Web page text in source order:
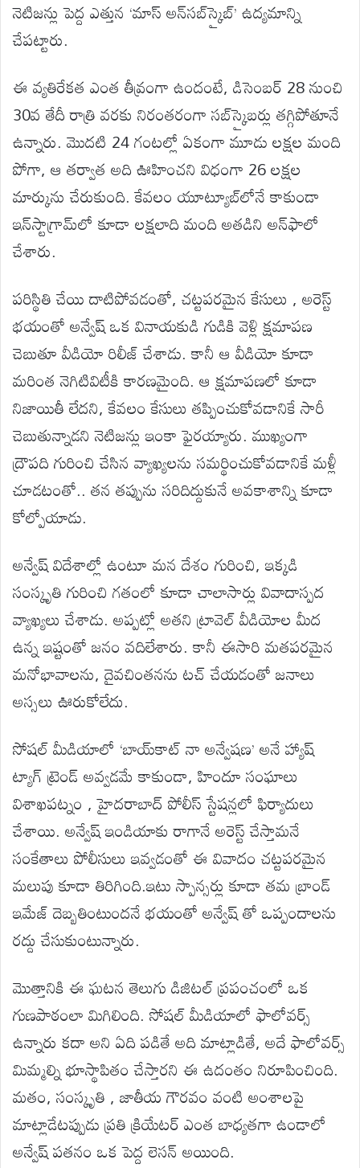
నెటిజన్లు పెద్ద ఎత్తున ‘మాస్ అన్‌సబ్‌స్క్రైబ్’ ఉద్యమాన్ని
చేపట్టారు.
ఈ వ్యతిరేకత ఎంత తీవ్రంగా ఉందంటే, డిసెంబర్ 28 నుంచి
30వ తేదీ రాత్రి వరకు నిరంతరంగా సబ్‌స్క్రైబర్లు తగ్గిపోతూనే
ఉన్నారు. మొదటి 24 గంటల్లో ఏకంగా మూడు లక్షల మంది
పోగా, ఆ తర్వాత అది ఊహించని విధంగా 26 లక్షల
మార్కును చేరుకుంది. కేవలం యూట్యూబ్‌లోనే కాకుండా
ఇన్‌స్టాగ్రామ్‌లో కూడా లక్షలాది మంది అతడిని అన్‌ఫాలో
చేశారు.
పరిస్థితి చేయి దాటిపోవడంతో, చట్టపరమైన కేసులు , అరెస్ట్
భయంతో అన్వేష్ ఒక వినాయకుడి గుడికి వెళ్లి క్షమాపణ
చెబుతూ వీడియో రిలీజ్ చేశాడు. కానీ ఆ వీడియో కూడా
మరింత నెగిటివిటీకి కారణమైంది. ఆ క్షమాపణలో కూడా
నిజాయితీ లేదని, కేవలం కేసులు తప్పించుకోవడానికే సారీ
చెబుతున్నాడని నెటిజన్లు ఇంకా ఫైరయ్యారు. ముఖ్యంగా
ద్రౌపది గురించి చేసిన వ్యాఖ్యలను సమర్థించుకోవడానికే మళ్లీ
చూడటంతో.. తన తప్పును సరిదిద్దుకునే అవకాశాన్ని కూడా
కోల్పోయాడు.
అన్వేష్ విదేశాల్లో ఉంటూ మన దేశం గురించి, ఇక్కడి
సంస్కృతి గురించి గతంలో కూడా చాలాసార్లు వివాదాస్పద
వ్యాఖ్యలు చేశాడు. అప్పట్లో అతని ట్రావెల్ వీడియోల మీద
ఉన్న ఇష్టంతో జనం వదిలేశారు. కానీ ఈసారి మతపరమైన
మనోభావాలను, దైవచింతనను టచ్ చేయడంతో జనాలు
అస్సలు ఊరుకోలేదు.
సోషల్ మీడియాలో ‘బాయ్‌కాట్ నా అన్వేషణ’ అనే హ్యాష్
ట్యాగ్ ట్రెండ్ అవ్వడమే కాకుండా, హిందూ సంఘాలు
విశాఖపట్నం , హైదరాబాద్ పోలీస్ స్టేషన్లలో ఫిర్యాదులు
చేశాయి. అన్వేష్ ఇండియాకు రాగానే అరెస్ట్ చేస్తామనే
సంకేతాలు పోలీసులు ఇవ్వడంతో ఈ వివాదం చట్టపరమైన
మలుపు కూడా తిరిగింది.ఇటు స్పాన్సర్లు కూడా తమ బ్రాండ్
ఇమేజ్ దెబ్బతింటుందనే భయంతో అన్వేష్ తో ఒప్పందాలను
రద్దు చేసుకుంటున్నారు.
మొత్తానికి ఈ ఘటన తెలుగు డిజిటల్ ప్రపంచంలో ఒక
గుణపాఠంలా మిగిలింది. సోషల్ మీడియాలో ఫాలోవర్స్
ఉన్నారు కదా అని ఏది పడితే అది మాట్లాడితే, అదే ఫాలోవర్స్
మిమ్మల్ని భూస్థాపితం చేస్తారని ఈ ఉదంతం నిరూపించింది.
మతం, సంస్కృతి , జాతీయ గౌరవం వంటి అంశాలపై
మాట్లాడేటప్పుడు ప్రతి క్రియేటర్ ఎంత బాధ్యతగా ఉండాలో
అన్వేష్ పతనం ఒక పెద్ద లెసన్ అయింది.